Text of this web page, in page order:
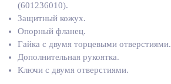
(601236010).
Защитный кожух.
Опорный фланец.
Гайка с двумя торцевыми отверстиями.
Дополнительная рукоятка.
Ключи с двумя отверстиями.